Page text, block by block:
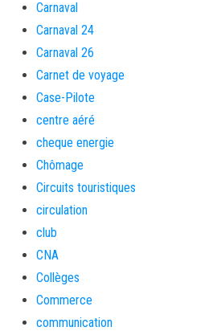
Carnaval
Carnaval 24
Carnaval 26
Carnet de voyage
Case-Pilote
centre aéré
cheque energie
Chômage
Circuits touristiques
circulation
club
CNA
Collèges
Commerce
communication